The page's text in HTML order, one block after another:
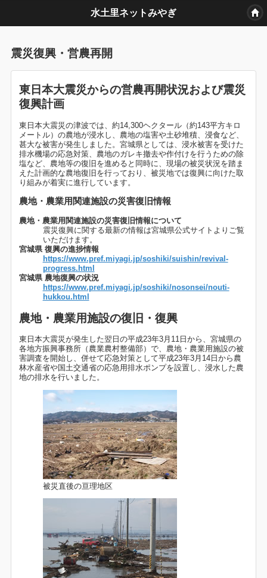
水土里ネットみやぎ
震災復興・営農再開
東日本大震災からの営農再開状況および震災
復興計画
東日本大震災の津波では、約14,300ヘクタール（約143平方キロ
メートル）の農地が浸水し、農地の塩害や土砂堆積、浸食など、
甚大な被害が発生しました。宮城県としては、浸水被害を受けた
排水機場の応急対策、農地のガレキ撤去や作付けを行うための除
塩など、農地等の復旧を進めると同時に、現場の被災状況を踏ま
えた計画的な農地復旧を行っており、被災地では復興に向けた取
り組みが着実に進行しています。
農地・農業用関連施設の災害復旧情報
農地・農業用関連施設の災害復旧情報について
震災復興に関する最新の情報は宮城県公式サイトよりご覧
いただけます。
宮城県 復興の進捗情報
https://www.pref.miyagi.jp/soshiki/suishin/revival-
progress.html
宮城県 農地復興の状況
https://www.pref.miyagi.jp/soshiki/nosonsei/nouti-
hukkou.html
農地・農業用施設の復旧・復興
東日本大震災が発生した翌日の平成23年3月11日から、宮城県の
各地方振興事務所（農業農村整備部）で、農地・農業用施設の被
害調査を開始し、併せて応急対策として平成23年3月14日から農
林水産省や国土交通省の応急用排水ポンプを設置し、浸水した農
地の排水を行いました。
被災直後の亘理地区